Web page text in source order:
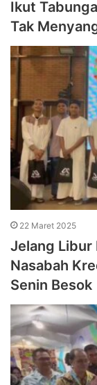
Ikut
Tak
22 Maret 2025
Jelang Libur
Nasabah
Senin Besok